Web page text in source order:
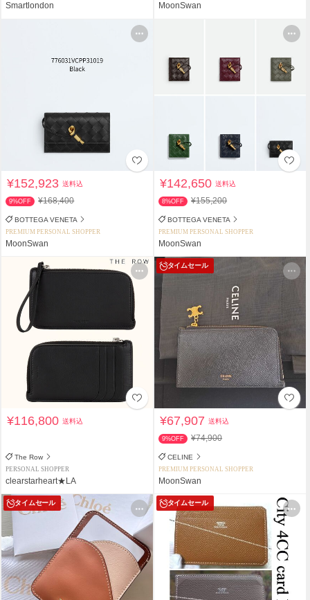
Smartlondon MoonSwan
¥152,923送料込
9%OFF ¥168,400
BOTTEGA VENETA
PREMIUM PERSONAL SHOPPER
MoonSwan
¥142,650送料込
8%OFF ¥155,200
BOTTEGA VENETA
PREMIUM PERSONAL SHOPPER
MoonSwan
¥116,800送料込
The Row
PERSONAL SHOPPER
clearstarheart★LA
タイムセール
¥67,907送料込
9%OFF ¥74,900
CELINE
PREMIUM PERSONAL SHOPPER
MoonSwan
タイムセール タイムセール